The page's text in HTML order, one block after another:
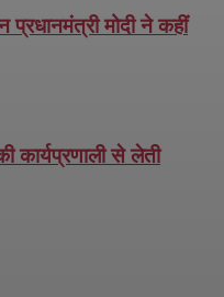
प्रधानमंत्री मोदी ने कहीं
कार्यप्रणाली से लेती